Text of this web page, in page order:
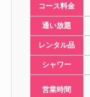
コース料金
通い放題
レンタル品
シャワー
営業時間